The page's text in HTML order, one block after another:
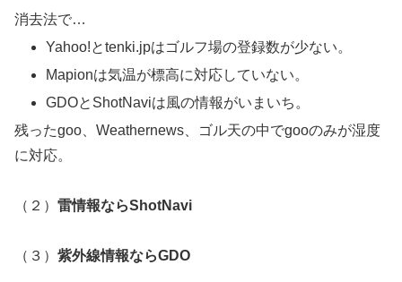
消去法で…
Yahoo!とtenki.jpはゴルフ場の登録数が少ない。
Mapionは気温が標高に対応していない。
GDOとShotNaviは風の情報がいまいち。
残ったgoo、Weathernews、ゴル天の中でgooのみが湿度
に対応。
（２） 雷情報ならShotNavi
（３） 紫外線情報ならGDO